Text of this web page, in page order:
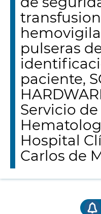
pulseras
paciente,
Servicio de
Hospital
Carlos de